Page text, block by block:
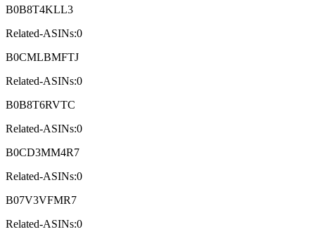
B0B8T4KLL3
Related-ASINs:0
B0CMLBMFTJ
Related-ASINs:0
B0B8T6RVTC
Related-ASINs:0
B0CD3MM4R7
Related-ASINs:0
B07V3VFMR7
Related-ASINs:0